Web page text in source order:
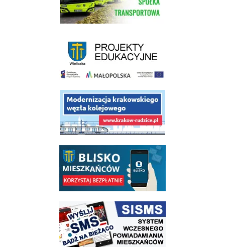
link do opisu projektu budowy linii kolejowej Krakow Rudzice
link do opisu aplikacji - BLISKO, Gmina Wieliczka w aplikacji Blisko
link do strony systemu wczesnego ostrzegania mieszkańców SISMS